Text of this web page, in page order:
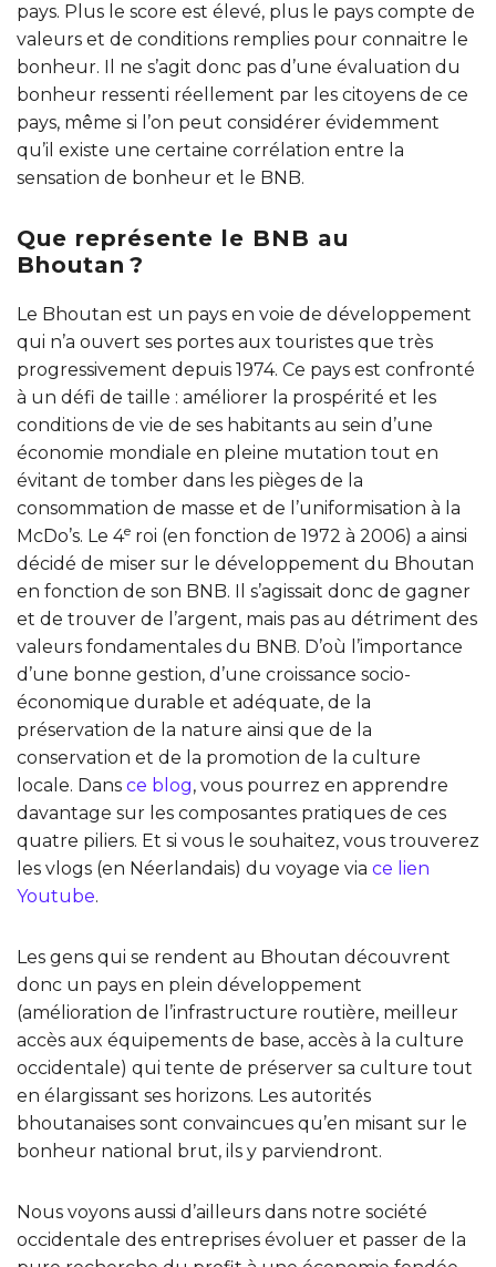
pays. Plus le score est élevé, plus le pays compte de
valeurs et de conditions remplies pour connaitre le
bonheur. Il ne s’agit donc pas d’une évaluation du
bonheur ressenti réellement par les citoyens de ce
pays, même si l’on peut considérer évidemment
qu’il existe une certaine corrélation entre la
sensation de bonheur et le BNB.
Que représente le BNB au
Bhoutan ?
Le Bhoutan est un pays en voie de développement
qui n’a ouvert ses portes aux touristes que très
progressivement depuis 1974. Ce pays est confronté
à un défi de taille : améliorer la prospérité et les
conditions de vie de ses habitants au sein d’une
économie mondiale en pleine mutation tout en
évitant de tomber dans les pièges de la
consommation de masse et de l’uniformisation à la
McDo’s. Le 4e roi (en fonction de 1972 à 2006) a ainsi
décidé de miser sur le développement du Bhoutan
en fonction de son BNB. Il s’agissait donc de gagner
et de trouver de l’argent, mais pas au détriment des
valeurs fondamentales du BNB. D’où l’importance
d’une bonne gestion, d’une croissance socio-
économique durable et adéquate, de la
préservation de la nature ainsi que de la
conservation et de la promotion de la culture
locale. Dans ce blog, vous pourrez en apprendre
davantage sur les composantes pratiques de ces
quatre piliers. Et si vous le souhaitez, vous trouverez
les vlogs (en Néerlandais) du voyage via ce lien
Youtube.
Les gens qui se rendent au Bhoutan découvrent
donc un pays en plein développement
(amélioration de l’infrastructure routière, meilleur
accès aux équipements de base, accès à la culture
occidentale) qui tente de préserver sa culture tout
en élargissant ses horizons. Les autorités
bhoutanaises sont convaincues qu’en misant sur le
bonheur national brut, ils y parviendront.
Nous voyons aussi d’ailleurs dans notre société
occidentale des entreprises évoluer et passer de la